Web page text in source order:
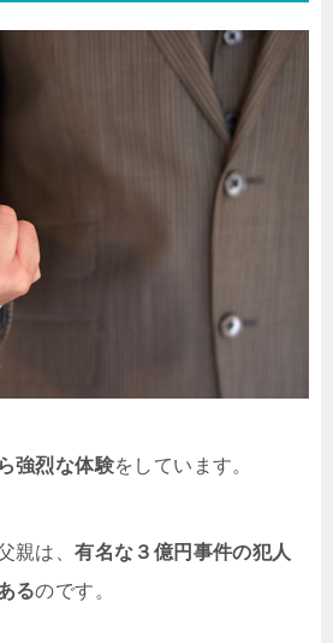
強烈な体験をしています。
親は、有名な３億円事件の犯人
るのです。